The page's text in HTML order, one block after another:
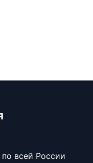
всей России